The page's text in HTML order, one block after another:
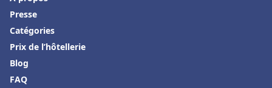
Presse
Catégories
Prix de l’hôtellerie
Blog
FAQ